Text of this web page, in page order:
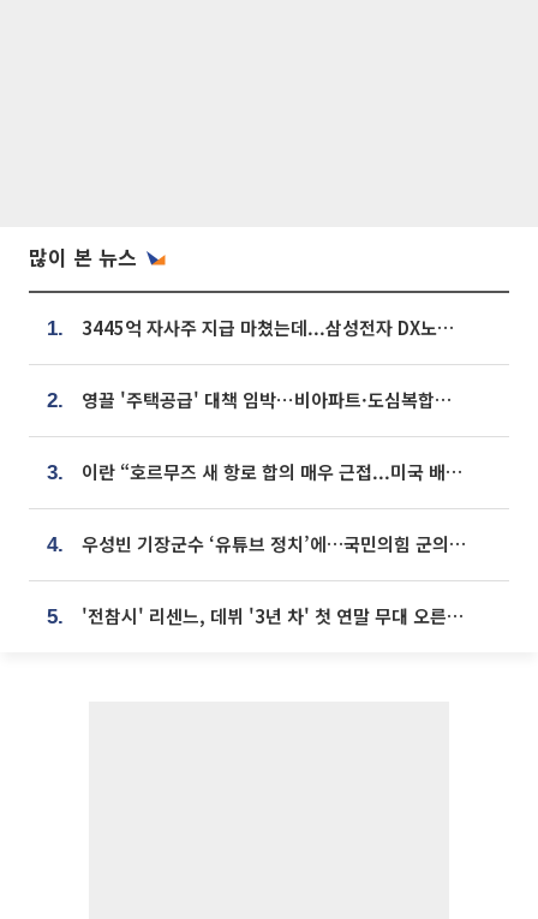
많이 본 뉴스
1. 3445억 자사주 지급 마쳤는데...삼성전자 DX노조, 뒤늦은 '떼쓰기 집회'
2. 영끌 '주택공급' 대책 임박⋯비아파트·도심복합까지 총동원
3. 이란 “호르무즈 새 항로 합의 매우 근접...미국 배상 먼저”
4. 우성빈 기장군수 ‘유튜브 정치’에…국민의힘 군의원들 집단 반발
5. '전참시' 리센느, 데뷔 '3년 차' 첫 연말 무대 오른다⋯"그동안 섭외 안 와"